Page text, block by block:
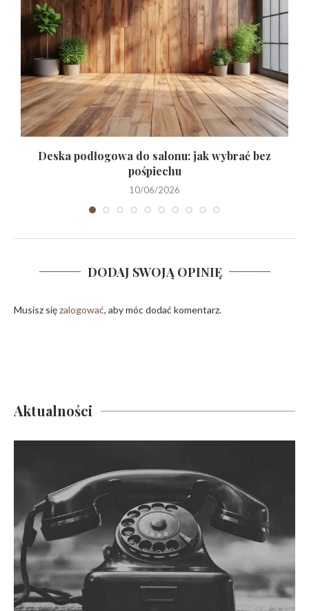
Deska podłogowa do salonu: jak wybrać bez
pośpiechu
10/06/2026
DODAJ SWOJĄ OPINIĘ
Musisz sięzalogować, aby móc dodać komentarz.
Aktualności